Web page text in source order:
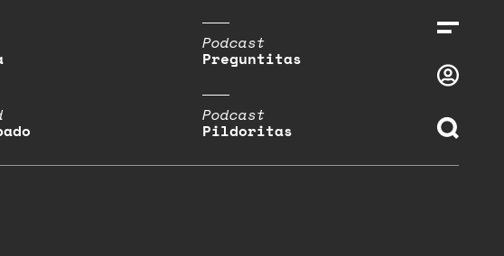
Podcast
Preguntitas
Podcast
Pildoritas